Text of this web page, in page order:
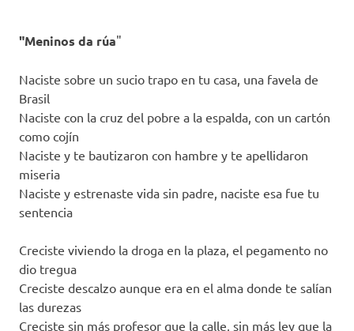
"Meninos da rúa"
Naciste sobre un sucio trapo en tu casa, una favela de
Brasil
Naciste con la cruz del pobre a la espalda, con un cartón
como cojín
Naciste y te bautizaron con hambre y te apellidaron
miseria
Naciste y estrenaste vida sin padre, naciste esa fue tu
sentencia
Creciste viviendo la droga en la plaza, el pegamento no
dio tregua
Creciste descalzo aunque era en el alma donde te salían
las durezas
Creciste sin más profesor que la calle, sin más ley que la